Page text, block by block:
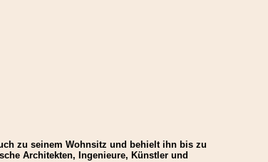
zu seinem Wohnsitz und behielt ihn bis zu
Architekten, Ingenieure, Künstler und